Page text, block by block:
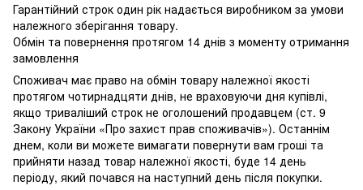
Гарантійний строк один рік надається виробником за умови
належного зберігання товару.
Обмін та повернення протягом 14 днів з моменту отримання
замовлення
Споживач має право на обмін товару належної якості
протягом чотирнадцяти днів, не враховуючи дня купівлі,
якщо триваліший строк не оголошений продавцем (ст. 9
Закону України «Про захист прав споживачів»). Останнім
днем, коли ви можете вимагати повернути вам гроші та
прийняти назад товар належної якості, буде 14 день
періоду, який почався на наступний день після покупки.